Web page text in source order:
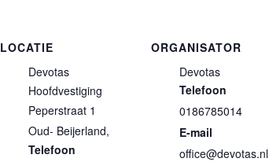
LOCATIE
Devotas
Hoofdvestiging
Peperstraat 1
Oud- Beijerland,
Telefoon
ORGANISATOR
Devotas
Telefoon
0186785014
E-mail
office@devotas.nl